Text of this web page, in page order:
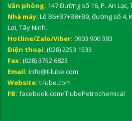
Văn phòng: 147 Đường số 16, P. An Lạc,
Nhà máy: Lô B6+B7+B8+B9, đường số 4,
Lợi, Tây Ninh.
Hotline/Zalo/Viber: 0903 900 383
Điện thoại: (028) 2253 1533
Fax: (028) 3752 6823
Email: info@t-lube.com
Website: t-lube.com
FB: facebook.com/TlubePetrochemical